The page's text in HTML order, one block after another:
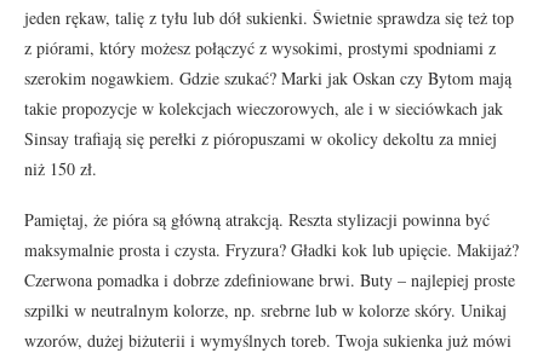
jeden rękaw, talię z tyłu lub dół sukienki. Świetnie sprawdza się też top
z piórami, który możesz połączyć z wysokimi, prostymi spodniami z
szerokim nogawkiem. Gdzie szukać? Marki jak Oskan czy Bytom mają
takie propozycje w kolekcjach wieczorowych, ale i w sieciówkach jak
Sinsay trafiają się perełki z pióropuszami w okolicy dekoltu za mniej
niż 150 zł.
Pamiętaj, że pióra są główną atrakcją. Reszta stylizacji powinna być
maksymalnie prosta i czysta. Fryzura? Gładki kok lub upięcie. Makijaż?
Czerwona pomadka i dobrze zdefiniowane brwi. Buty – najlepiej proste
szpilki w neutralnym kolorze, np. srebrne lub w kolorze skóry. Unikaj
wzorów, dużej biżuterii i wymyślnych toreb. Twoja sukienka już mówi